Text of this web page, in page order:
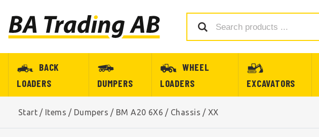
BACK
LOADERS
DUMPERS
WHEEL
LOADERS
EXCAVATORS
Start / Items / Dumpers / BM A20 6X6 / Chassis / XX